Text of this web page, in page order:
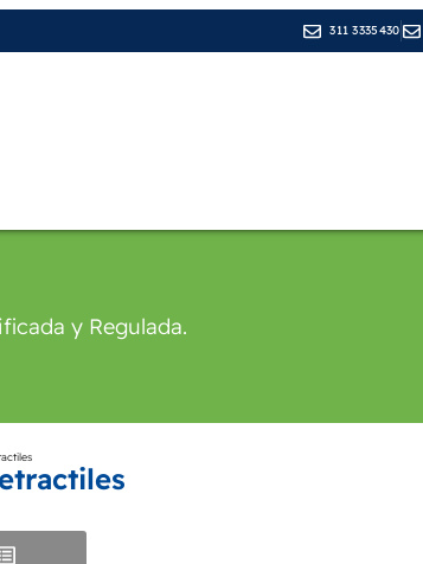
311 3335430
y Regulada.